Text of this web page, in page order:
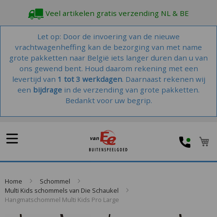
Veel artikelen gratis verzending NL & BE
Let op: Door de invoering van de nieuwe
vrachtwagenheffing kan de bezorging van met name
grote pakketten naar België iets langer duren dan u van
ons gewend bent. Houd daarom rekening met een
levertijd van 1 tot 3 werkdagen. Daarnaast rekenen wij
een bijdrage in de verzending van grote pakketten.
Bedankt voor uw begrip.
Home
Schommel
Multi Kids schommels van Die Schaukel
Hangmatschommel Multi Kids Pro Large